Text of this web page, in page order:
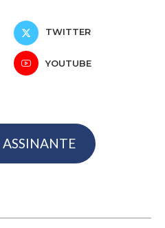
TWITTER
YOUTUBE
ASSINANTE